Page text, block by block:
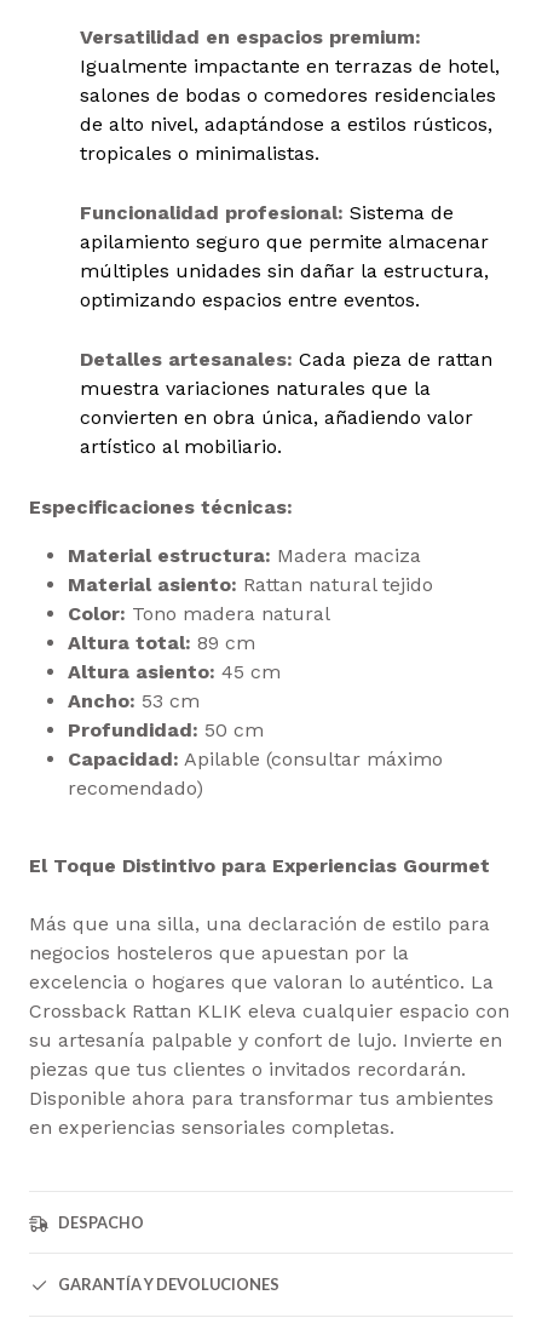
Versatilidad en espacios premium:
Igualmente impactante en terrazas de hotel,
salones de bodas o comedores residenciales
de alto nivel, adaptándose a estilos rústicos,
tropicales o minimalistas.
Funcionalidad profesional: Sistema de
apilamiento seguro que permite almacenar
múltiples unidades sin dañar la estructura,
optimizando espacios entre eventos.
Detalles artesanales: Cada pieza de rattan
muestra variaciones naturales que la
convierten en obra única, añadiendo valor
artístico al mobiliario.
Especificaciones técnicas:
Material estructura: Madera maciza
Material asiento: Rattan natural tejido
Color: Tono madera natural
Altura total: 89 cm
Altura asiento: 45 cm
Ancho: 53 cm
Profundidad: 50 cm
Capacidad: Apilable (consultar máximo
recomendado)
El Toque Distintivo para Experiencias Gourmet
Más que una silla, una declaración de estilo para
negocios hosteleros que apuestan por la
excelencia o hogares que valoran lo auténtico. La
Crossback Rattan KLIK eleva cualquier espacio con
su artesanía palpable y confort de lujo. Invierte en
piezas que tus clientes o invitados recordarán.
Disponible ahora para transformar tus ambientes
en experiencias sensoriales completas.
DESPACHO
GARANTÍA Y DEVOLUCIONES